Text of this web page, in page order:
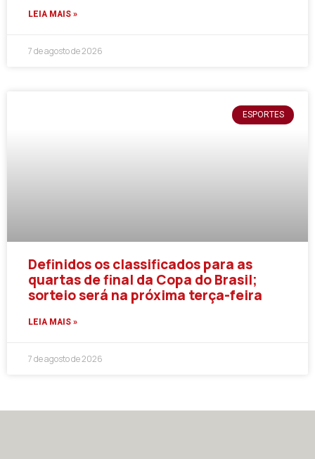
LEIA MAIS »
7 de agosto de 2026
ESPORTES
Definidos os classificados para as
quartas de final da Copa do Brasil;
sorteio será na próxima terça-feira
LEIA MAIS »
7 de agosto de 2026